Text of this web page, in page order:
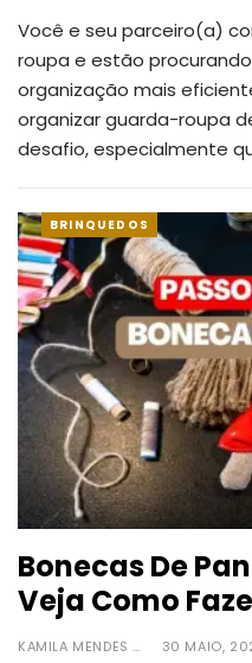
Você e seu parceiro(a)
roupa e estão
organização mais
organizar guarda-roupa
desafio, especialmente
BRINQUEDOS
Bonecas De
Veja Como
KAMILA MENDES 30 MAIO,